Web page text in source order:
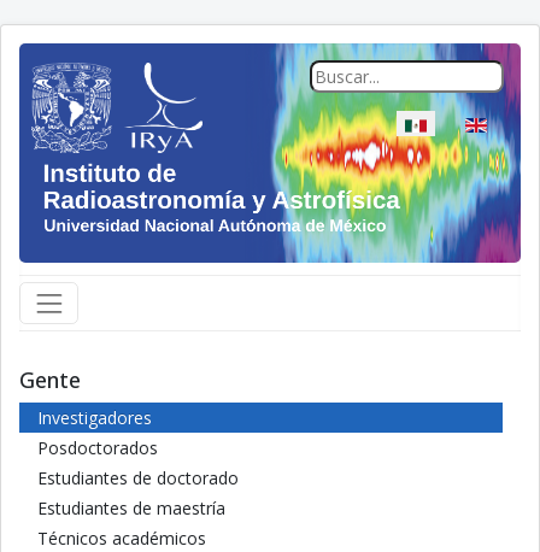
Seleccione su
Gente
Investigadores
Posdoctorados
Estudiantes de doctorado
Estudiantes de maestría
Técnicos académicos